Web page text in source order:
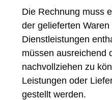
Die Rechnung muss
der gelieferten
Dienstleistungen
müssen ausreichend
nachvollziehen zu
Leistungen oder
gestellt werden.